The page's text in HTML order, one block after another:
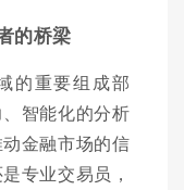
的桥梁
的重要组成部
智能化的分析
金融市场的信
专业交易员，